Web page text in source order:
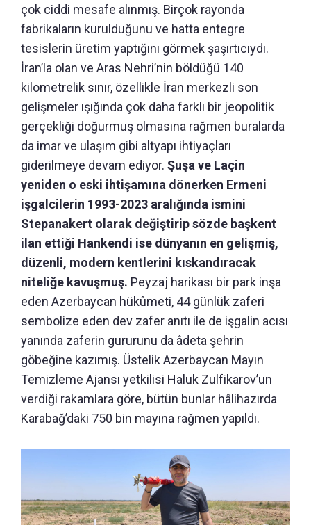
çok ciddi mesafe alınmış. Birçok rayonda
fabrikaların kurulduğunu ve hatta entegre
tesislerin üretim yaptığını görmek şaşırtıcıydı.
İran’la olan ve Aras Nehri’nin böldüğü 140
kilometrelik sınır, özellikle İran merkezli son
gelişmeler ışığında çok daha farklı bir jeopolitik
gerçekliği doğurmuş olmasına rağmen buralarda
da imar ve ulaşım gibi altyapı ihtiyaçları
giderilmeye devam ediyor. Şuşa ve Laçin
yeniden o eski ihtişamına dönerken Ermeni
işgalcilerin 1993-2023 aralığında ismini
Stepanakert olarak değiştirip sözde başkent
ilan ettiği Hankendi ise dünyanın en gelişmiş,
düzenli, modern kentlerini kıskandıracak
niteliğe kavuşmuş. Peyzaj harikası bir park inşa
eden Azerbaycan hükûmeti, 44 günlük zaferi
sembolize eden dev zafer anıtı ile de işgalin acısı
yanında zaferin gururunu da âdeta şehrin
göbeğine kazımış. Üstelik Azerbaycan Mayın
Temizleme Ajansı yetkilisi Haluk Zulfikarov’un
verdiği rakamlara göre, bütün bunlar hâlihazırda
Karabağ’daki 750 bin mayına rağmen yapıldı.